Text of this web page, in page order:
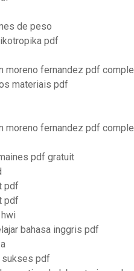
de peso
pdf
moreno fernandez pdf
materiais pdf
moreno fernandez pdf
pdf gratuit
pdf
pdf
bahasa inggris pdf
sukses pdf